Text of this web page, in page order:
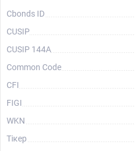
Cbonds ID
CUSIP
CUSIP 144A
Common Code
CFI
FIGI
WKN
Тікер